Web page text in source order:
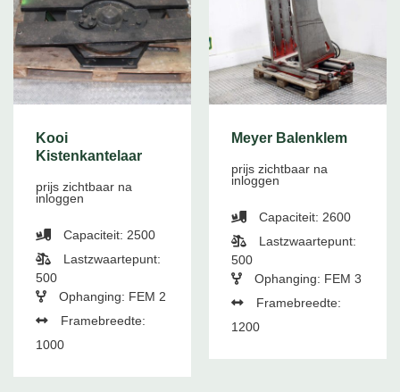
Kooi
Kistenkantelaar
prijs zichtbaar na
inloggen
Capaciteit: 2500
Lastzwaartepunt:
500
Ophanging: FEM 2
Framebreedte:
1000
Meyer Balenklem
prijs zichtbaar na
inloggen
Capaciteit: 2600
Lastzwaartepunt:
500
Ophanging: FEM 3
Framebreedte:
1200